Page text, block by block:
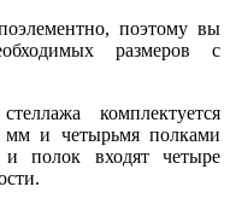
поэтому вы
размеров с
комплектуется
мм и четырьмя полками
полок входят четыре